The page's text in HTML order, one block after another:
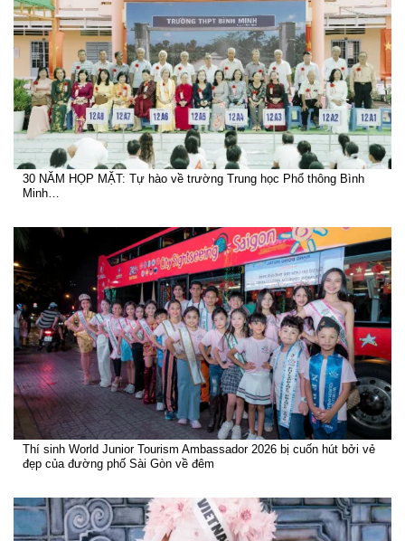
30 NĂM HỌP MẶT: Tự hào về trường Trung học Phổ thông Bình
Minh…
Thí sinh World Junior Tourism Ambassador 2026 bị cuốn hút bởi vẻ
đẹp của đường phố Sài Gòn về đêm